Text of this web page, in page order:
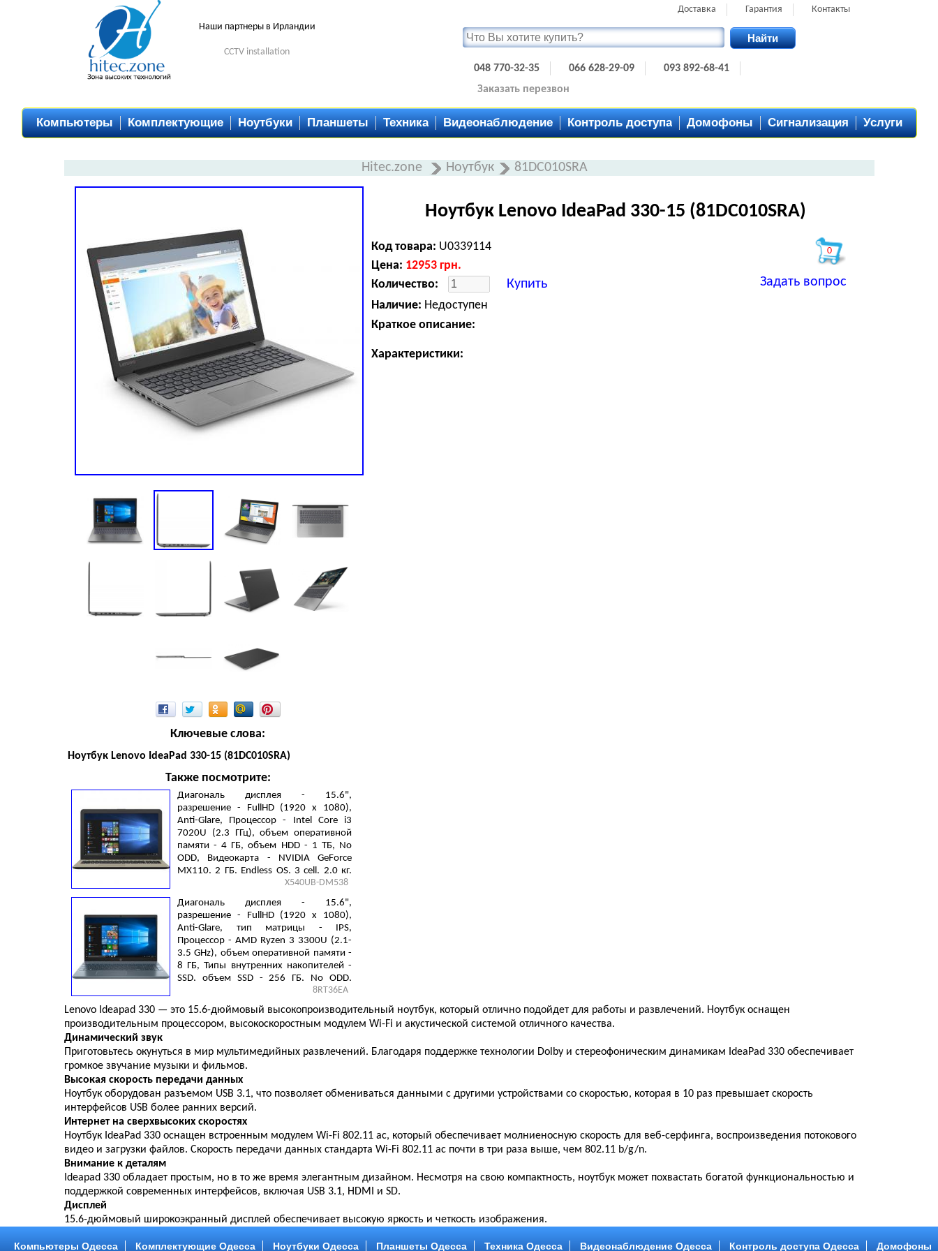
Наши партнеры в Ирландии
CCTV installation
Доставка Гарантия Контакты
Найти
048 770-32-35 066 628-29-09
093 892-68-41
Заказать перезвон
Компьютеры Комплектующие Ноутбуки Планшеты Техника Видеонаблюдение Контроль доступа Домофоны Сигнализация Услуги
Hitec.zone Ноутбук 81DC010SRA
Ключевые слова:
Ноутбук Lenovo IdeaPad 330-15 (81DC010SRA)
Также посмотрите:
Диагональ дисплея - 15.6",
разрешение - FullHD (1920 х 1080),
Anti-Glare, Процессор - Intel Core i3
7020U (2.3 ГГц), объем оперативной
памяти - 4 ГБ, объем HDD - 1 ТБ, No
ODD, Видеокарта - NVIDIA GeForce
MX110, 2 ГБ, Endless OS, 3 cell, 2.0 кг,
X540UB-DM538
Диагональ дисплея - 15.6",
разрешение - FullHD (1920 х 1080),
Anti-Glare, тип матрицы - IPS,
Процессор - AMD Ryzen 3 3300U (2.1-
3.5 GHz), объем оперативной памяти -
8 ГБ, Типы внутренних накопителей -
SSD, объем SSD - 256 ГБ, No ODD,
Видеокарта - Radeon Vega 6, LAN (RJ-
45), DOS, 45 Втч, 1.85 кг, Blue
8RT36EA
Ноутбук Lenovo IdeaPad 330-15 (81DC010SRA)
Код товара: U0339114 0
Цена: 12953 грн.
Количество:
Купить Задать вопрос
Наличие: Недоступен
Краткое описание:
Характеристики:
Lenovo Ideapad 330 — это 15.6-дюймовый высокопроизводительный ноутбук, который отлично подойдет для работы и развлечений. Ноутбук оснащен
производительным процессором, высокоскоростным модулем Wi-Fi и акустической системой отличного качества.
Динамический звук
Приготовьтесь окунуться в мир мультимедийных развлечений. Благодаря поддержке технологии Dolby и стереофоническим динамикам IdeaPad 330 обеспечивает
громкое звучание музыки и фильмов.
Высокая скорость передачи данных
Ноутбук оборудован разъемом USB 3.1, что позволяет обмениваться данными с другими устройствами со скоростью, которая в 10 раз превышает скорость
интерфейсов USB более ранних версий.
Интернет на сверхвысоких скоростях
Ноутбук IdeaPad 330 оснащен встроенным модулем Wi-Fi 802.11 ac, который обеспечивает молниеносную скорость для веб-серфинга, воспроизведения потокового
видео и загрузки файлов. Скорость передачи данных стандарта Wi-Fi 802.11 ac почти в три раза выше, чем 802.11 b/g/n.
Внимание к деталям
Ideapad 330 обладает простым, но в то же время элегантным дизайном. Несмотря на свою компактность, ноутбук может похвастать богатой функциональностью и
поддержкой современных интерфейсов, включая USB 3.1, HDMI и SD.
Дисплей
15.6-дюймовый широкоэкранный дисплей обеспечивает высокую яркость и четкость изображения.
Компьютеры Одесса Комплектующие Одесса Ноутбуки Одесса Планшеты Одесса Техника Одесса Видеонаблюдение Одесса Контроль доступа Одесса Домофоны